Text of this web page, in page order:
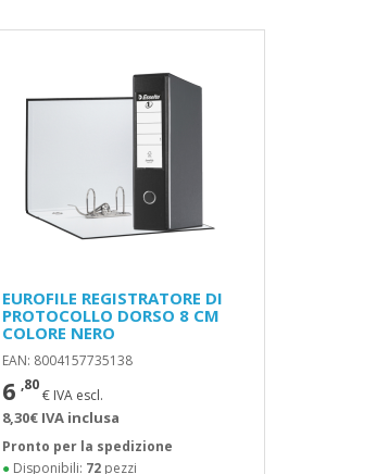
EUROFILE REGISTRATORE DI
PROTOCOLLO DORSO 8 CM
COLORE NERO
EAN: 8004157735138
6 ,80
€ IVA escl.
8,30€ IVA inclusa
Pronto per la spedizione
● Disponibili: 72 pezzi